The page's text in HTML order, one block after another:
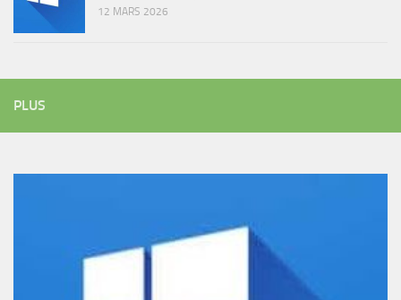
12 MARS 2026
PLUS